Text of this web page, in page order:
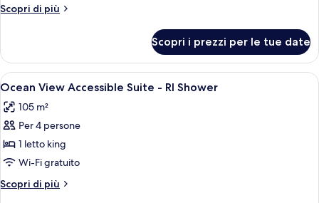
-
1Kg
2Qn
2
Mphy
Scopri di più
Altri
Beachfront
Bedroom
Plunge
-
1Kg
2
Scopri i prezzi per le tue date
Apri
tutte
le
foto
per
Ocean
View
Accessible
Una camera d'albergo con un letto,
6
Ocean View Accessible Suite - RI Shower
105 m²
Per 4 persone
1 letto king
Wi-Fi gratuito
Scopri di più
Altri